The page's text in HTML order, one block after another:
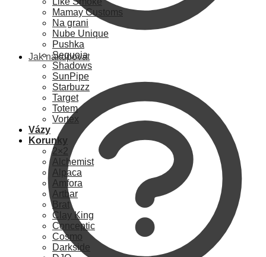
Jak nakupovat
Mamay Customs
Na grani
Nube Unique
Pushka
Sequoia
Shadows
SunPipe
Starbuzz
Target
Totem
Vortex
Vázy
Korunky
2×2
Alchemist
Alpaca
Amfora
Artbar
Brat
Clay King
Conceptic
Cosmo
Darkside